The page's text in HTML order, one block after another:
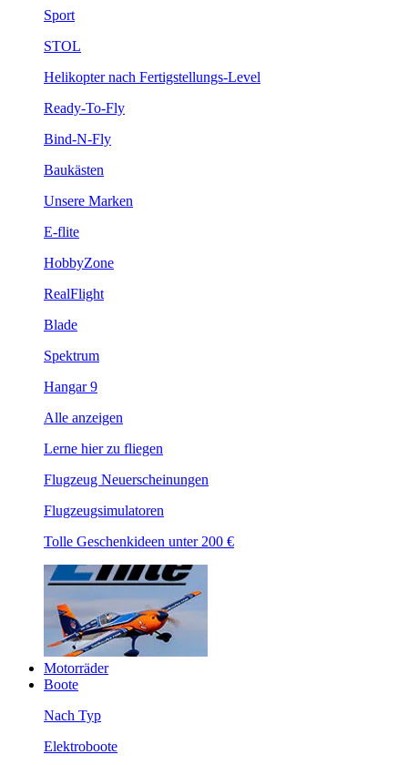
Sport
STOL
Helikopter nach Fertigstellungs-Level
Ready-To-Fly
Bind-N-Fly
Baukästen
Unsere Marken
E-flite
HobbyZone
RealFlight
Blade
Spektrum
Hangar 9
Alle anzeigen
Lerne hier zu fliegen
Flugzeug Neuerscheinungen
Flugzeugsimulatoren
Tolle Geschenkideen unter 200 €
Motorräder
Boote
Nach Typ
Elektroboote